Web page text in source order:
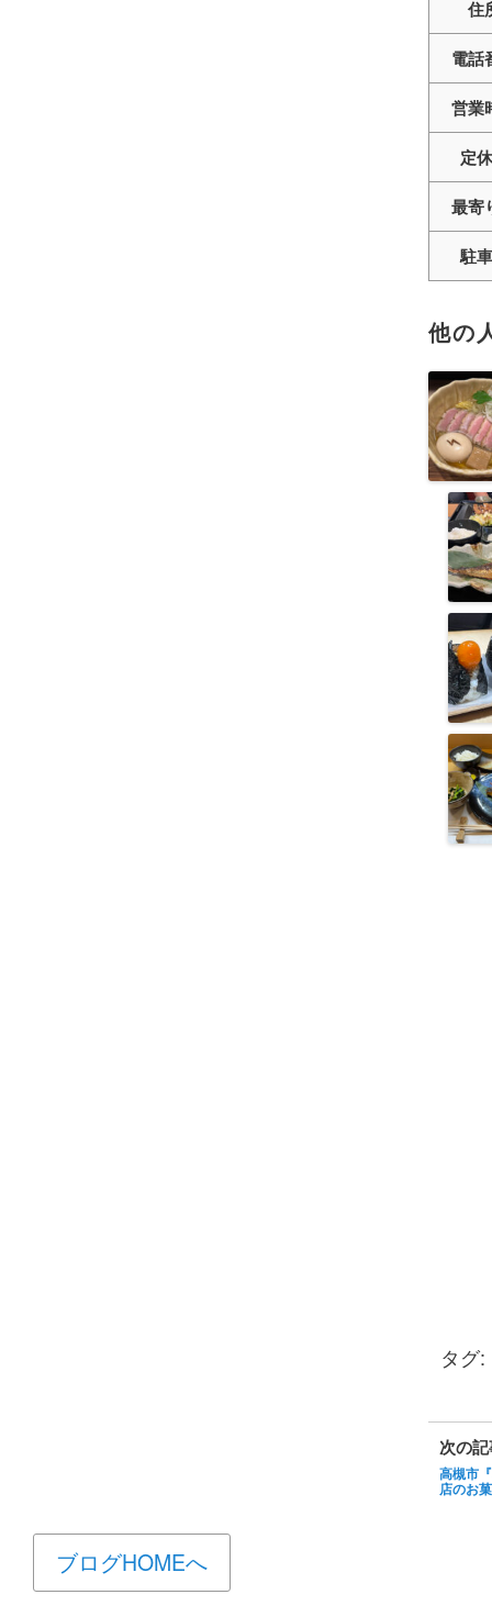
住
電話
営業
定
最寄
駐
他の
タグ:
次の
高槻市
店のお
ブログHOMEへ